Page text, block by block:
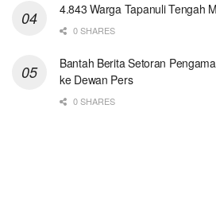
4.843 Warga Tapanuli Tengah
0 SHARES
Bantah Berita Setoran
ke Dewan Pers
0 SHARES